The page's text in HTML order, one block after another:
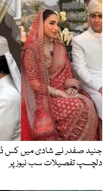
جنید صفدر نے شادی میں کس
دلچسپ تفصیلات سب نیوز پر